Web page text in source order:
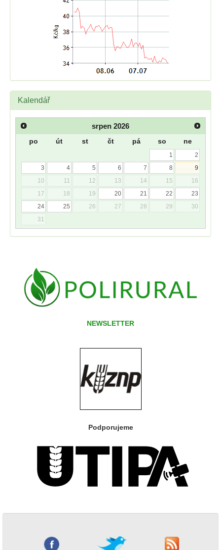
Kalendář
srpen 2026
po út st čt pá so ne
1
2
3
4 5 6 7 8
9
10
11 12 13 14 15
16
17
18 19 20 21 22
23
24
25 26 27 28 29
30
31
NEWSLETTER
Podporujeme